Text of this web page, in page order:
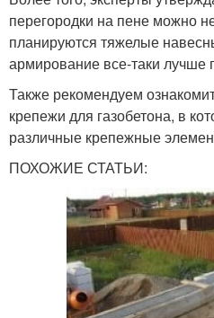
перегородки на пене можно
планируются тяжелые
армирование все-таки лучше
Также рекомендуем
крепежи для газобетона, в
различные крепежные
ПОХОЖИЕ СТАТЬИ: